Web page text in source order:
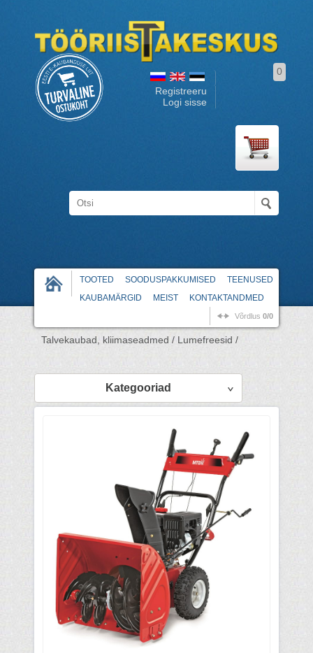
Registreeru
Logi sisse
0
TOOTED SOODUSPAKKUMISED
TEENUSED
KAUBAMÄRGID
MEIST KONTAKTANDMED
Võrdlus 0/0
Talvekaubad, kliimaseadmed / Lumefreesid /
Kategooriad